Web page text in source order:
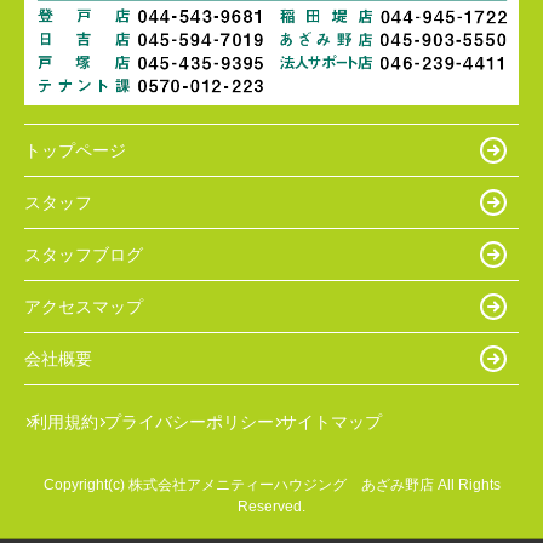
トップページ
スタッフ
スタッフブログ
アクセスマップ
会社概要
利用規約 プライバシーポリシー サイトマップ
Copyright(c) 株式会社アメニティーハウジング あざみ野店 All Rights
Reserved.